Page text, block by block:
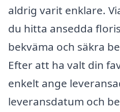
aldrig varit enklare.
du hitta ansedda
bekväma och säkra
Efter att ha valt din
enkelt ange
leveransdatum och